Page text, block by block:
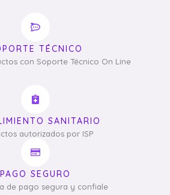
TÉCNICO
con Soporte Técnico On Line
SANITARIO
autorizados por ISP
PAGO SEGURO
de pago segura y confiale